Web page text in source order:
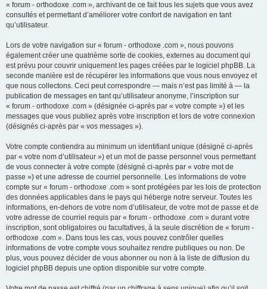
« forum - orthodoxe .com », archivant de ce fait tous les sujets que vous avez
consultés et permettant d’améliorer votre confort de navigation en tant
qu’utilisateur.
Lors de votre navigation sur « forum - orthodoxe .com », nous pouvons
également créer une quatrième sorte de cookies, externes au document qui
est prévu pour couvrir uniquement les pages créées par le logiciel phpBB. La
seconde manière est de récupérer les informations que vous nous envoyez et
que nous collectons. Ceci peut correspondre — mais n’est pas limité à — la
publication de messages en tant qu’utilisateur anonyme, l’inscription sur
« forum - orthodoxe .com » (désignée ci-après par « votre compte ») et les
messages que vous publiez après votre inscription et lors de votre connexion
(désignés ci-après par « vos messages »).
Votre compte contiendra au minimum un identifiant unique (désigné ci-après
par « votre nom d’utilisateur ») et un mot de passe personnel vous permettant
de vous connecter à votre compte (désigné ci-après par « votre mot de
passe ») et une adresse de courriel personnelle. Les informations de votre
compte sur « forum - orthodoxe .com » sont protégées par les lois de protection
des données applicables dans le pays qui héberge notre serveur. Toutes les
informations, en-dehors de votre nom d’utilisateur, de votre mot de passe et de
votre adresse de courriel requis par « forum - orthodoxe .com » durant votre
inscription, sont obligatoires ou facultatives, à la seule discrétion de « forum -
orthodoxe .com ». Dans tous les cas, vous pouvez contrôler quelles
informations de votre compte vous souhaitez rendre publiques ou non. De
plus, vous pouvez décider de vous abonner ou non à la liste de diffusion du
logiciel phpBB depuis une option disponible sur votre compte.